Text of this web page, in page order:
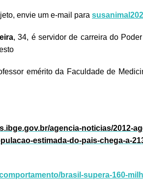
envie um e-mail para
, 34, é servidor de carreira do
emérito da Faculdade de
agencia-noticias/2012-
estimada-do-pais-chega-a-
brasil-supera-160-